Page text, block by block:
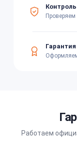
Проверяем
Оформляем
Работаем